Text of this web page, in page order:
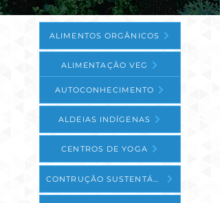
ALIMENTOS ORGÂNICOS
ALIMENTAÇÃO VEG
AUTOCONHECIMENTO
ALDEIAS INDÍGENAS
CENTROS DE YOGA
CONTRUÇÃO SUSTENTÁVEL